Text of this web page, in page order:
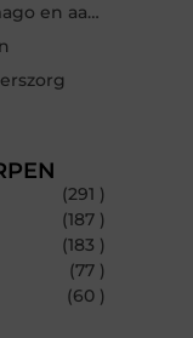
Verhoging van het bedrijfsimago en aantrekkelijkheid
(291 )
(187 )
(183 )
(77 )
(60 )